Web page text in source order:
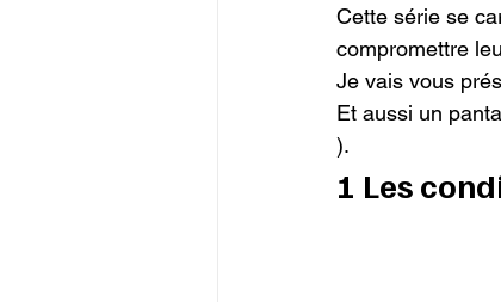
Cette série se
compromettre
Je vais vous
Et aussi un
).
1 Les